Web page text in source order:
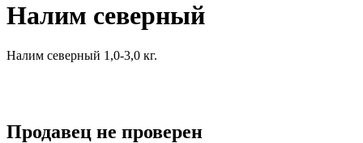
Налим северный
Налим северный 1,0-3,0 кг.
Продавец не проверен